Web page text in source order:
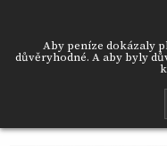
Aby peníze dokázaly
důvěryhodné. A aby byly